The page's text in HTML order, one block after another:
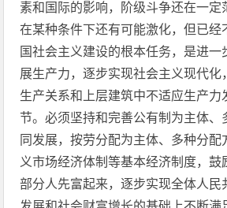
素和国际的影响，阶级斗争还在一定
在某种条件下还有可能激化，但已经
国社会主义建设的根本任务，是进一
展生产力，逐步实现社会主义现代化
生产关系和上层建筑中不适应生产力
节。必须坚持和完善公有制为主体、
同发展，按劳分配为主体、多种分配
义市场经济体制等基本经济制度，鼓
部分人先富起来，逐步实现全体人民